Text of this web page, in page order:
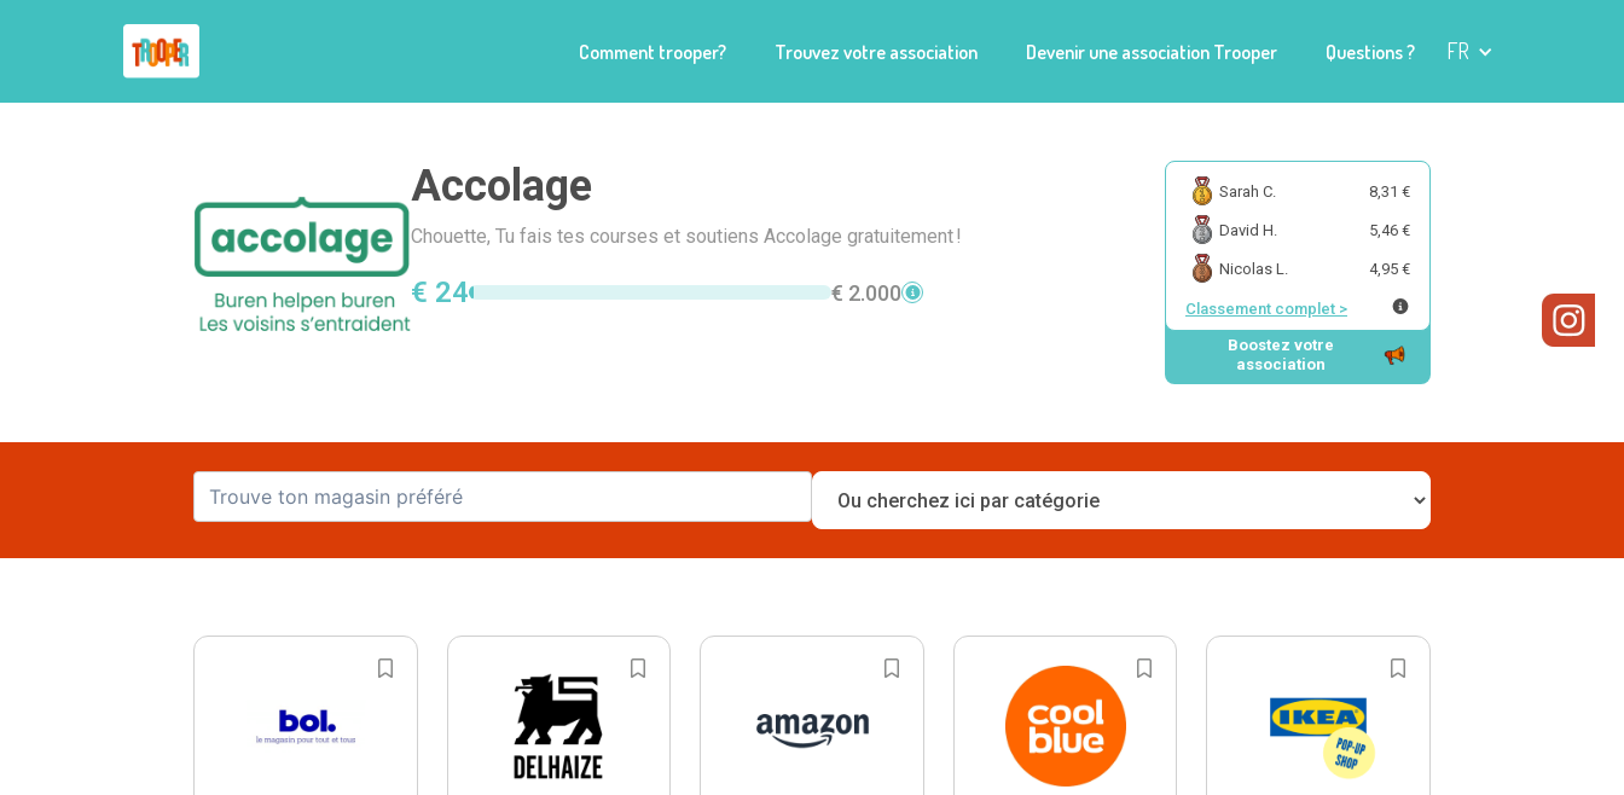
Comment trooper? Trouvez votre association Devenir une association Trooper Questions ? FR
Accolage
Chouette, Tu fais tes courses et soutiens Accolage gratuitement !
€ 24 € 2.000
Sarah C. 8,31 €
David H. 5,46 €
Nicolas L. 4,95 €
Classement complet >
Boostez votre
association